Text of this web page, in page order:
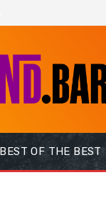
BEST OF THE BEST